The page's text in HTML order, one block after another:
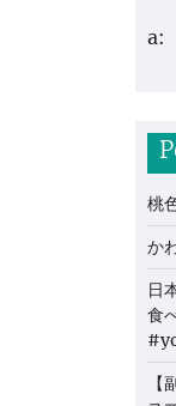
a:
桃
か
日
食